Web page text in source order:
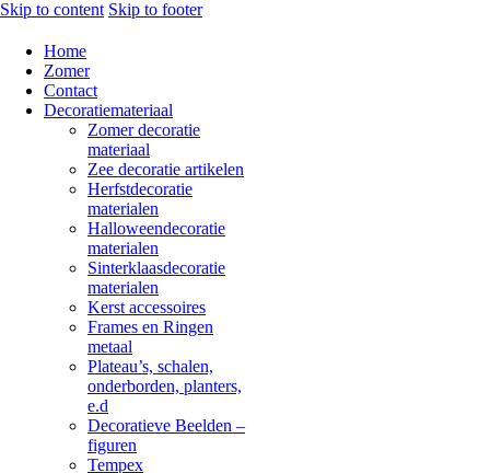
Skip to content Skip to footer
Home
Zomer
Contact
Decoratiemateriaal
Zomer decoratie
materiaal
Zee decoratie artikelen
Herfstdecoratie
materialen
Halloweendecoratie
materialen
Sinterklaasdecoratie
materialen
Kerst accessoires
Frames en Ringen
metaal
Plateau’s, schalen,
onderborden, planters,
e.d
Decoratieve Beelden –
figuren
Tempex